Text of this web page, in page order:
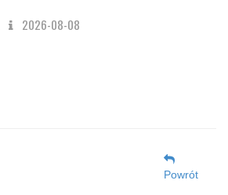
2026-08-08
Powrót